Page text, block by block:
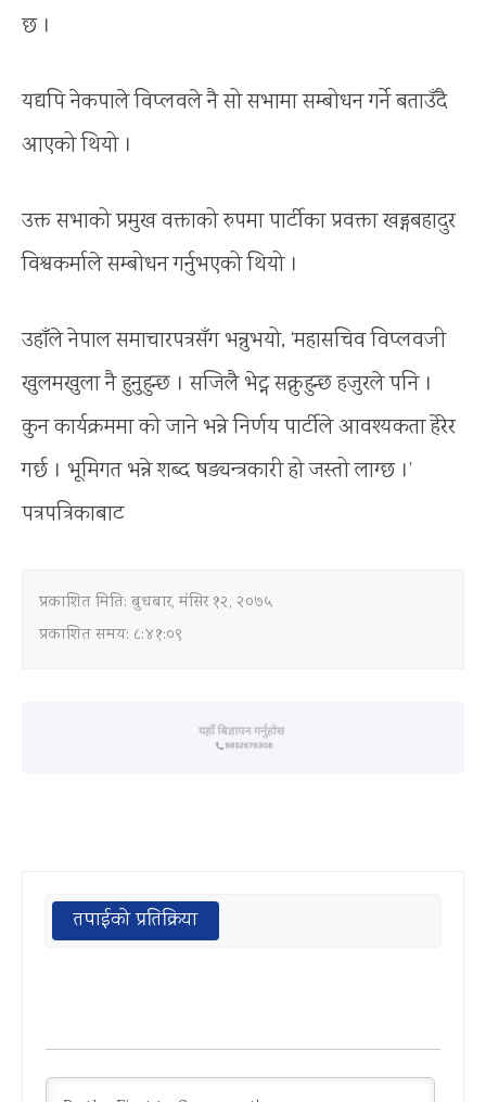
छ ।
यद्यपि नेकपाले विप्लवले नै सो सभामा सम्बोधन गर्ने बताउँदै
आएको थियो ।
उक्त सभाको प्रमुख वक्ताको रुपमा पार्टीका प्रवक्ता खड्गबहादुर
विश्वकर्माले सम्बोधन गर्नुभएको थियो ।
उहाँले नेपाल समाचारपत्रसँग भन्नुभयो, ‘महासचिव विप्लवजी
खुलमखुला नै हुनुहुन्छ । सजिलै भेट्न सक्नुहुन्छ हजुरले पनि ।
कुन कार्यक्रममा को जाने भन्ने निर्णय पार्टीले आवश्यकता हेरेर
गर्छ । भूमिगत भन्ने शब्द षड्यन्त्रकारी हो जस्तो लाग्छ ।’
पत्रपत्रिकाबाट
प्रकाशित मिति: बुधबार, मंसिर १२, २०७५
प्रकाशित समय: ८:४१:०९
तपाईको प्रतिक्रिया